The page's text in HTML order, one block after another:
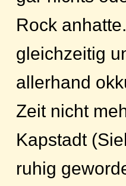
Rock
gleichzeitig
allerhand
Zeit nicht
Kapstadt
ruhig